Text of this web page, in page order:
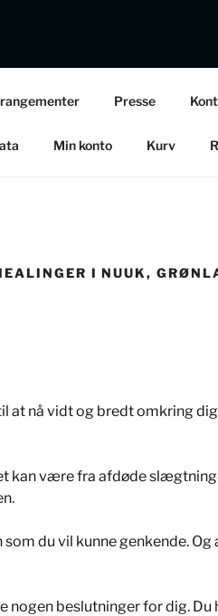
MEDIUM
Presse
Min konto Kurv
I NUUK,
nå vidt og bredt omkring
kan være fra afdøde
du vil kunne genkende.
beslutninger for dig. Du